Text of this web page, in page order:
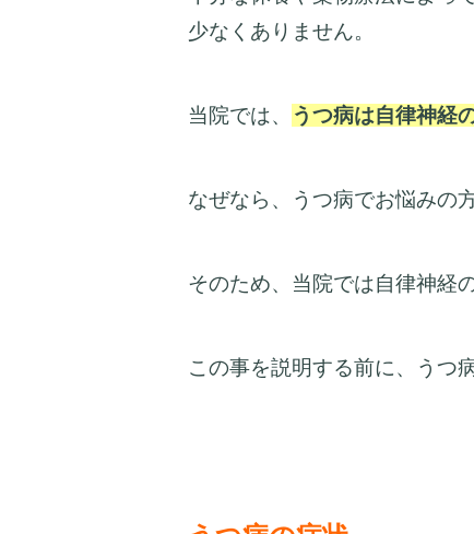
少なくありません。
当院では、 うつ病は自律神経
なぜなら、うつ病でお悩みの
そのため、当院では自律神経
この事を説明する前に、うつ